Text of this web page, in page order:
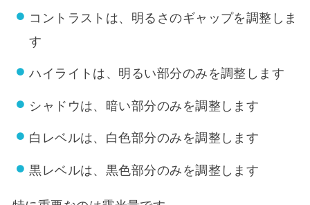
コントラストは、明るさのギャップを調整しま
す
ハイライトは、明るい部分のみを調整します
シャドウは、暗い部分のみを調整します
白レベルは、白色部分のみを調整します
黒レベルは、黒色部分のみを調整します